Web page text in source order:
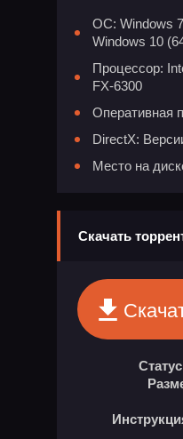
ОС: Windows
Windows 10
Процессор:
FX-6300
Оперативная
DirectX:
Место на
Скачать